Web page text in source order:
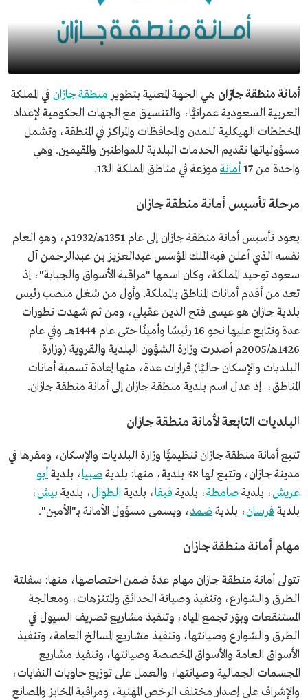
أمانة منطقة جازان هي الجهة المعنية بتطوير منطقة جازان في المملكة
العربية السعودية عمرانيًّا، والتنسيق مع الجهات الحكومية لإعداد
المخططات الهيكلية للمدن والمحافظات والمراكز في المنطقة، وتشمل
مسؤولياتها تقديم الخدمات البلدية للمواطنين والمقيمين. وهي
واحدة من 17
أمانة موزعة في مناطق المملكة الـ13.
مرحلة تأسيس أمانة منطقة جازان
يعود تأسيس أمانة منطقة جازان إلى عام 1351هـ/1932م، وهو العام
نفسه الذي أعلن فيه الملك المؤسس عبدالعزيز بن عبدالرحمن آل
سعود توحيد المملكة، وكان اسمها "مراقبة الأسواق والجباية"، إذ
تعد من أقدم أمانات المناطق بالمملكة. وأول من شغل منصب رئيس
بلدية جازان هو عيسى فتح الدين عقيلي، ومن ثم شهدت تطورات
عدة وتتابع عليها نحو 16 رئيسًا وأمينًا حتى عام 1444هـ. وفي عام
1426هـ/2005م أصدرت وزارة الشؤون البلدية والقروية (وزارة
البلديات والإسكان حاليًا) قرارات عدة، منها إعادة تسمية أمانات
المناطق، إذ عدل اسم بلدية منطقة جازان إلى أمانة منطقة جازان.
البلديات التابعة لأمانة منطقة جازان
تتبع أمانة منطقة جازان تنظيميًّا وزارة البلديات والإسكان، ومقرها في
مدينة جازان، وتتبع لها 38 بلدية، منها: بلدية
صبيا، بلدية أبو
عريش، بلديةصامطة، بلدية فيفا، بلدية الطوال، بلدية بيش،
بلدية فرسان، بلديةضمد، ويسمى مسؤول الأمانة بـ"الأمين".
مهام أمانة منطقة جازان
تتولى أمانة منطقة جازان مهام عدة ضمن اختصاصها، منها: سفلتة
الطرق والشوارع، وتنفيذ وصيانة الحدائق والمتنزهات، ومعالجة
المستنقعات وبؤر تجمع المياه، وتنفيذ مشاريع تصريف السيول في
الطرق والشوارع وصيانتها، وتنفيذ مشاريع المسالخ العامة، وتنفيذ
الأسواق العامة والأسواق المخصصة وصيانتها، وتنفيذ مشاريع
المجسمات الجمالية وصيانتها، والعمل على توزيع حاويات النفايات،
والإشراف على إصدار مختلف الرخص المهنية، ومراقبة المخابز والمصانع